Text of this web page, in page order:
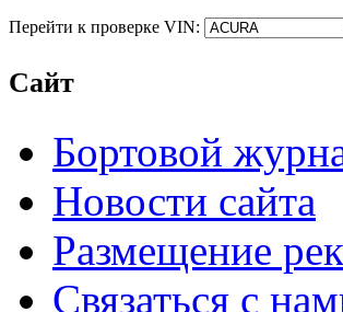
Перейти к проверке VIN:
Сайт
Бортовой
Новости сайта
Размещение
Связаться с